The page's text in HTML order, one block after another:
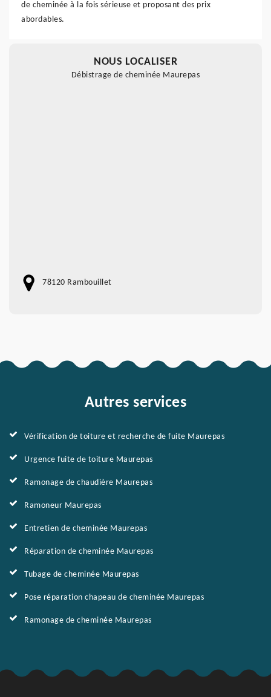
de cheminée à la fois sérieuse et proposant des prix
abordables.
NOUS LOCALISER
Débistrage de cheminée Maurepas
78120 Rambouillet
Autres services
Vérification de toiture et recherche de fuite Maurepas
Urgence fuite de toiture Maurepas
Ramonage de chaudière Maurepas
Ramoneur Maurepas
Entretien de cheminée Maurepas
Réparation de cheminée Maurepas
Tubage de cheminée Maurepas
Pose réparation chapeau de cheminée Maurepas
Ramonage de cheminée Maurepas